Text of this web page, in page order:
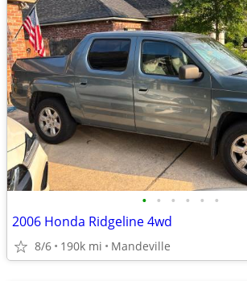
• • • • • •
2006 Honda Ridgeline 4wd
8/6 190k mi Mandeville